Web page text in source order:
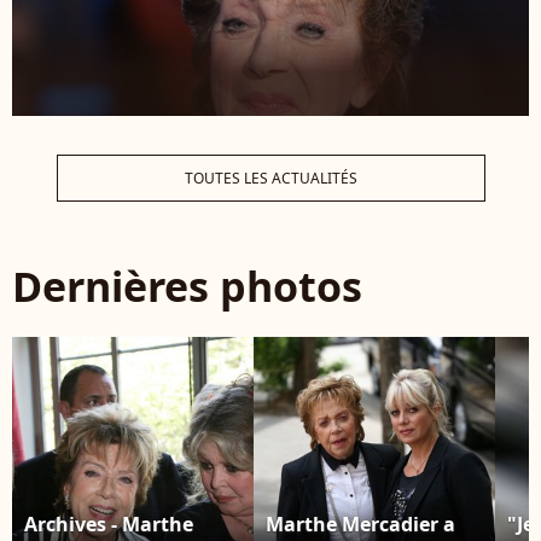
TOUTES LES ACTUALITÉS
Dernières photos
Archives - Marthe
Marthe Mercadier a